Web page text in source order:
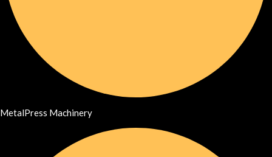
MetalPress Machinery